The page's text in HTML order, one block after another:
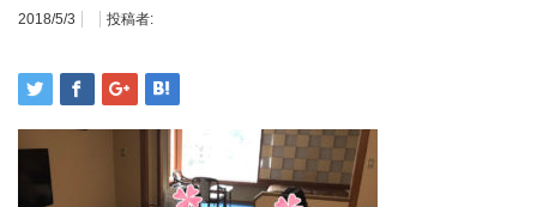
2018/5/3 投稿者: